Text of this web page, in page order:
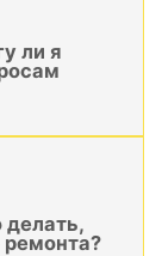
ли я
делать,